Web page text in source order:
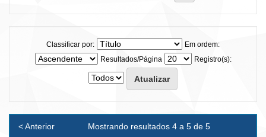
Classificar por:
Em ordem:
Resultados/Página
Registro(s):
Mostrando resultados 4 a 5 de 5
< Anterior